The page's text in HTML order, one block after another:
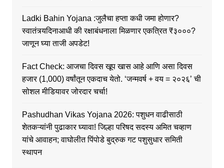
Ladki Bahin Yojana :जुलैचा हप्ता कधी जमा होणार?
स्वातंत्र्यदिनाआधी की रक्षाबंधनाला मिळणार एकत्रित ₹३०००?
जाणून घ्या ताजी अपडेट!
Fact Check: आजचा दिवस खूप खास आहे आणि असा दिवस
हजार (1,000) वर्षांतून एकदाच येतो. ‘जन्मवर्ष + वय = २०२६’ ची
सोशल मीडियावर जोरदार चर्चा!
Pashudhan Vikas Yojana 2026: पशुधन वाढीसाठी
शेतकऱ्यांनी पुढाकार घ्यावा! जिल्हा परिषद सदस्य अमित चव्हाण
यांचे आवाहन; वाघोलीत पिंपोडे बुद्रुक गट पशुसुधार समिती
स्थापन